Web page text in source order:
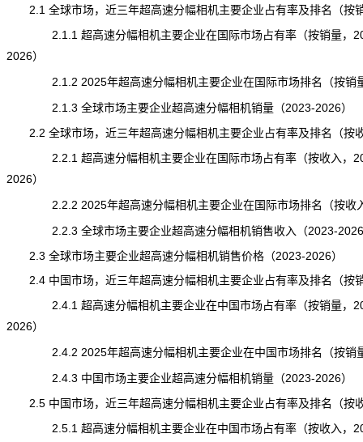
2.1 全球市场，近三年超高速分幅相机主要企业占有率及排名（按
2.1.1 超高速分幅相机主要企业在国际市场占有率（按销量，
2026）
2.1.2 2025年超高速分幅相机主要企业在国际市场排名（按销
2.1.3 全球市场主要企业超高速分幅相机销量（2023-2026）
2.2 全球市场，近三年超高速分幅相机主要企业占有率及排名（按
2.2.1 超高速分幅相机主要企业在国际市场占有率（按收入，
2026）
2.2.2 2025年超高速分幅相机主要企业在国际市场排名（按收
2.2.3 全球市场主要企业超高速分幅相机销售收入（2023-
2.3 全球市场主要企业超高速分幅相机销售价格（2023-2026）
2.4 中国市场，近三年超高速分幅相机主要企业占有率及排名（按
2.4.1 超高速分幅相机主要企业在中国市场占有率（按销量，
2026）
2.4.2 2025年超高速分幅相机主要企业在中国市场排名（按销
2.4.3 中国市场主要企业超高速分幅相机销量（2023-2026）
2.5 中国市场，近三年超高速分幅相机主要企业占有率及排名（按
2.5.1 超高速分幅相机主要企业在中国市场占有率（按收入，